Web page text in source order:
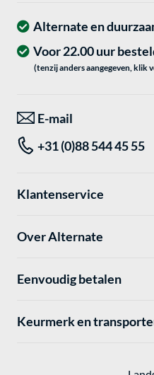
Alternate en
Voor 22.00 uur
(tenzij anders aangegeven, klik
E-mail
+31 (0)88 544 45 55
Klantenservice
Over Alternate
Eenvoudig betalen
Keurmerk en